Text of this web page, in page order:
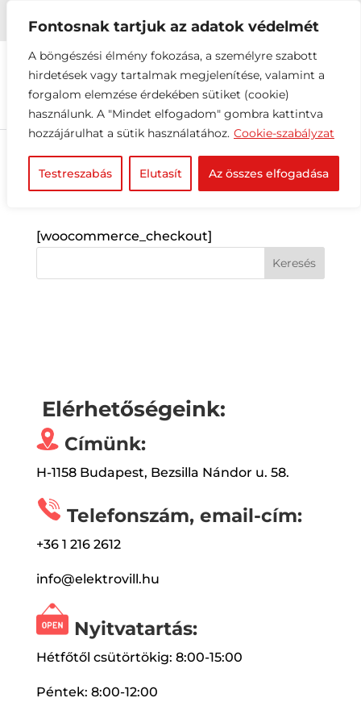
Fontosnak tartjuk az adatok védelmét
A böngészési élmény fokozása, a személyre szabott
hirdetések vagy tartalmak megjelenítése, valamint a
forgalom elemzése érdekében sütiket (cookie)
használunk. A "Mindet elfogadom" gombra kattintva
hozzájárulhat a sütik használatához. Cookie-szabályzat
Testreszabás Elutasít Az összes elfogadása
 +36 1 216 2612 info@elektrovill.hu
Pénztár
[woocommerce_checkout]
Elérhetőségeink:
Címünk:
H-1158 Budapest, Bezsilla Nándor u. 58.
Telefonszám, email-cím:
+36 1 216 2612
info@elektrovill.hu
Nyitvatartás:
Hétfőtől csütörtökig: 8:00-15:00
Péntek: 8:00-12:00